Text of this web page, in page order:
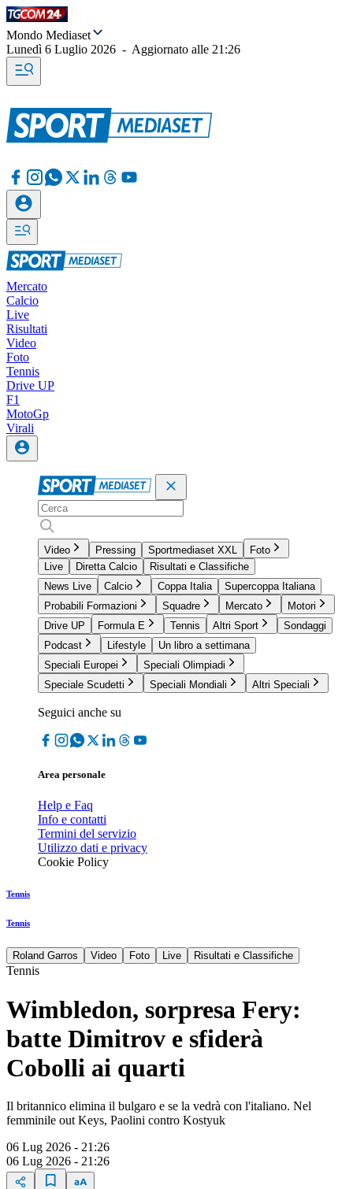
Mondo Mediaset
Lunedì 6 Luglio 2026 - Aggiornato alle 21:26
Mercato
Calcio
Live
Risultati
Video
Foto
Tennis
Drive UP
F1
MotoGp
Virali
Video Pressing Sportmediaset XXL
Foto
Live
Diretta Calcio
Risultati e Classifiche
News Live
Calcio Coppa Italia
Supercoppa Italiana
Probabili Formazioni
Squadre Mercato
Motori
Drive UP
Formula E Tennis Altri Sport
Sondaggi
Podcast
Lifestyle
Un libro a settimana
Speciali Europei
Speciali Olimpiadi
Speciale Scudetti
Speciali Mondiali Altri Speciali
Seguici anche su
Area personale
Help e Faq
Info e contatti
Termini del servizio
Utilizzo dati e privacy
Cookie Policy
Tennis
Tennis
Roland Garros Video Foto Live Risultati e Classifiche
Tennis
Wimbledon, sorpresa Fery:
batte Dimitrov e sfiderà
Cobolli ai quarti
Il britannico elimina il bulgaro e se la vedrà con l'italiano. Nel
femminile out Keys, Paolini contro Kostyuk
06 Lug 2026 - 21:26
06 Lug 2026 - 21:26